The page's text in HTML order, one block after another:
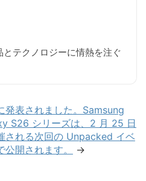
テクノロジーに情熱を注ぐ
発表されました。Samsung
S26 シリーズは、2 月 25 日
される次回の Unpacked イベ
公開されます。
→